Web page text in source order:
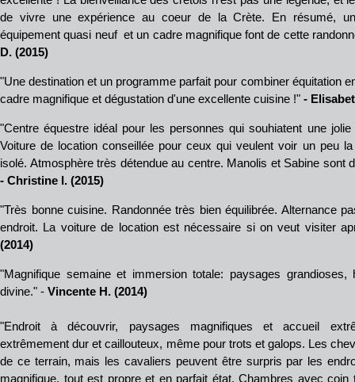
de vivre une expérience au coeur de la Crète. En résumé,
équipement quasi neuf et un cadre magnifique font de cette
D. (2015)
"Une destination et un programme parfait pour combiner équitation
cadre magnifique et dégustation d'une excellente cuisine !" -
"Centre équestre idéal pour les personnes qui souhiatent une
Voiture de location conseillée pour ceux qui veulent voir un peu
isolé. Atmosphère très détendue au centre. Manolis et Sabine sont
- Christine I. (2015)
"Très bonne cuisine. Randonnée très bien équilibrée. Alternance
endroit. La voiture de location est nécessaire si on veut visiter
(2014)
"Magnifique semaine et immersion totale: paysages grandioses,
divine." - Vincente H. (2014)
"Endroit à découvrir, paysages magnifiques et accueil
extrêmement dur et caillouteux, même pour trots et galops. Les
de ce terrain, mais les cavaliers peuvent être surpris par les
magnifique, tout est propre et en parfait état. Chambres avec coin